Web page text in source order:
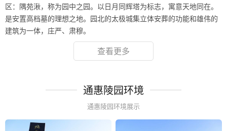
区：隅苑湫，称为园中之园。以日月同辉塔为标志，寓意天地同在。
是安置高档墓的理想之地。园北的太极城集立体安葬的功能和雄伟的
建筑为一体，庄严、肃穆。
查看更多
通惠陵园环境
通惠陵园环境展示